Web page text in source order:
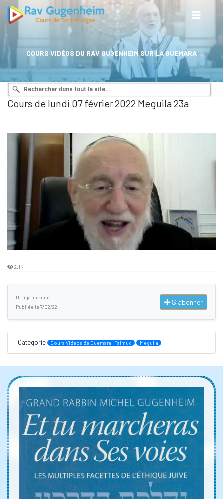
COURS VIDÉOS DU RAV GUGENHEIM SUR LA GUEMARA
Cours de lundi 07 février 2022 Meguila 23a
2.1K
0 Déjà abonné
Publiée le 7/02/22
S'abonner
Categorie Cours Vidéos de Guemara - Talmud Meguila